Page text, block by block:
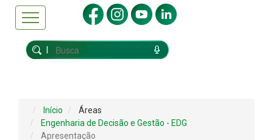
Início
Áreas
Engenharia de Decisão e Gestão - EDG
Apresentação